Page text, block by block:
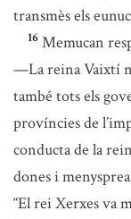
transmès els
16 Memucan
—La reina Vaixtí
també tots els
províncies de
conducta de la
dones i
“El rei Xerxes va